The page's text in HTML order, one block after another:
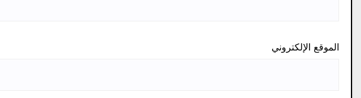
الموقع الإلكتروني